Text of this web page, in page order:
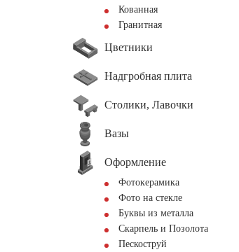
Кованная
Гранитная
Цветники
Надгробная плита
Столики, Лавочки
Вазы
Оформление
Фотокерамика
Фото на стекле
Буквы из металла
Скарпель и Позолота
Пескоструй